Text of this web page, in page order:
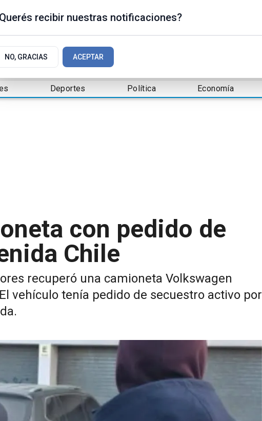
Deportes Política Economía
con pedido de
Chile
recuperó una camioneta Volkswagen
vehículo tenía pedido de secuestro activo por
recibir nuestras notificaciones?
NO, GRACIAS ACEPTAR